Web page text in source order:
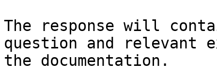
The response will
question and relevant
the documentation.